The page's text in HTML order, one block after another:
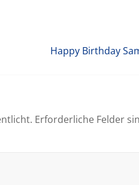
Happy Birthday
Erforderliche Felder